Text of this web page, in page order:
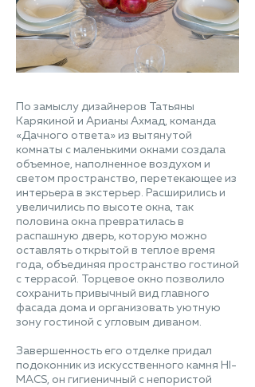
По замыслу дизайнеров Татьяны
Карякиной и Арианы Ахмад, команда
«Дачного ответа» из вытянутой
комнаты с маленькими окнами создала
объемное, наполненное воздухом и
светом пространство, перетекающее из
интерьера в экстерьер. Расширились и
увеличились по высоте окна, так
половина окна превратилась в
распашную дверь, которую можно
оставлять открытой в теплое время
года, объединяя пространство гостиной
с террасой. Торцевое окно позволило
сохранить привычный вид главного
фасада дома и организовать уютную
зону гостиной с угловым диваном.
Завершенность его отделке придал
подоконник из искусственного камня HI-
MACS, он гигиеничный с непористой